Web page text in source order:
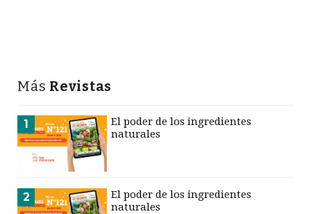
Más Revistas
1
El poder de los ingredientes
naturales
2
El poder de los ingredientes
naturales